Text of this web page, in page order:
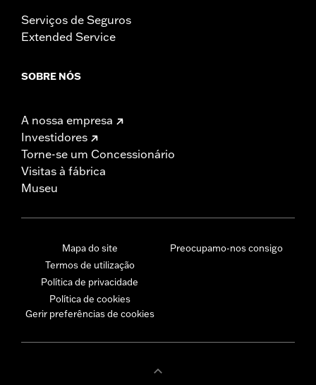
Serviços de Seguros
Extended Service
SOBRE NÓS
A nossa empresa
Investidores
Torne-se um Concessionário
Visitas à fábrica
Museu
Mapa do site
Termos de utilização
Política de privacidade
Política de cookies
Gerir preferências de cookies
Preocupamo-nos consigo